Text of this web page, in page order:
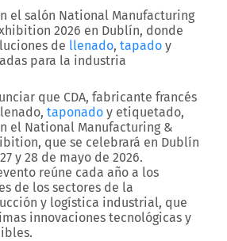
el salón National Manufacturing
2026 en Dublín, donde
de llenado, tapado y
para la industria
que CDA, fabricante francés
taponado y etiquetado,
el National Manufacturing &
, que se celebrará en Dublín
27 y 28 de mayo de 2026.
reúne cada año a los
de los sectores de la
y logística industrial, que
innovaciones tecnológicas y
.